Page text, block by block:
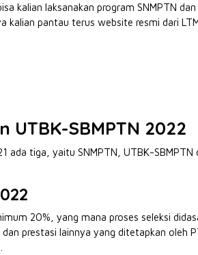
kalian laksanakan program SNMPTN dan
kalian pantau terus website resmi dari
UTBK-SBMPTN 2022
ada tiga, yaitu SNMPTN, UTBK-SBMPTN
20%, yang mana proses seleksi
prestasi lainnya yang ditetapkan oleh